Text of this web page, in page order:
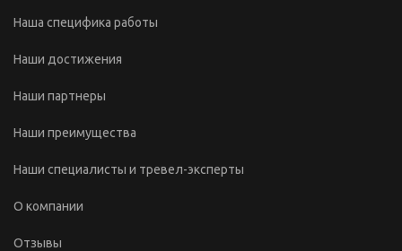
Наша специфика работы
Наши достижения
Наши партнеры
Наши преимущества
Наши специалисты и тревел-эксперты
О компании
Отзывы